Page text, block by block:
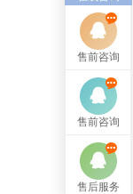
售前咨询
售前咨询
售后服务